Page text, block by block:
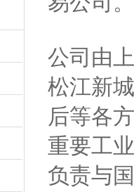
公司由
松江新
后等各
重要工
负责与